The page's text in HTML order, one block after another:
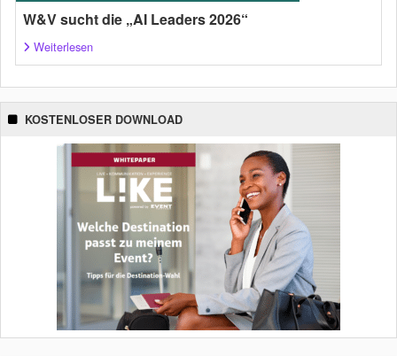
W&V sucht die „AI Leaders 2026“
Weiterlesen
KOSTENLOSER DOWNLOAD